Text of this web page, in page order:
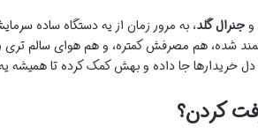
وجنرال گلد، به مرور زمان از یه دستگاه ساده
شده، هم مصرفش کمتره، و هم هوای سالم تری
خریدارها جا داده و بهش کمک کرده تا همیشه یه
کردن؟